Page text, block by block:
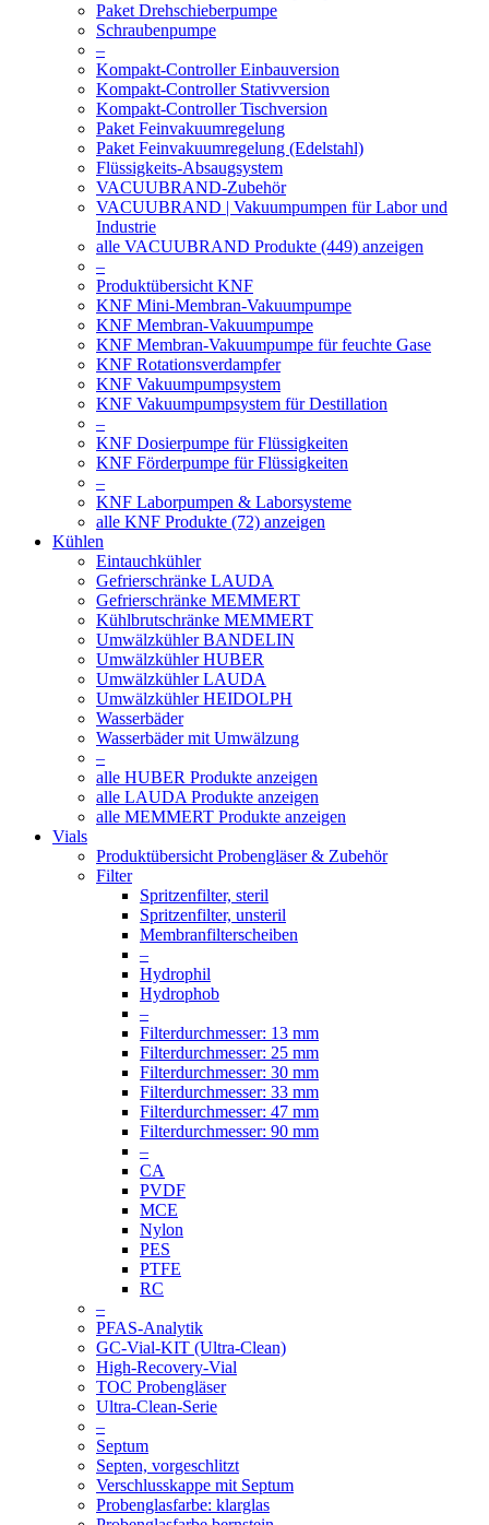
Paket Drehschieberpumpe
Schraubenpumpe
–
Kompakt-Controller Einbauversion
Kompakt-Controller Stativversion
Kompakt-Controller Tischversion
Paket Feinvakuumregelung
Paket Feinvakuumregelung (Edelstahl)
Flüssigkeits-Absaugsystem
VACUUBRAND-Zubehör
VACUUBRAND | Vakuumpumpen für Labor und
Industrie
alle VACUUBRAND Produkte (449) anzeigen
–
Produktübersicht KNF
KNF Mini-Membran-Vakuumpumpe
KNF Membran-Vakuumpumpe
KNF Membran-Vakuumpumpe für feuchte Gase
KNF Rotationsverdampfer
KNF Vakuumpumpsystem
KNF Vakuumpumpsystem für Destillation
–
KNF Dosierpumpe für Flüssigkeiten
KNF Förderpumpe für Flüssigkeiten
–
KNF Laborpumpen & Laborsysteme
alle KNF Produkte (72) anzeigen
Kühlen
Eintauchkühler
Gefrierschränke LAUDA
Gefrierschränke MEMMERT
Kühlbrutschränke MEMMERT
Umwälzkühler BANDELIN
Umwälzkühler HUBER
Umwälzkühler LAUDA
Umwälzkühler HEIDOLPH
Wasserbäder
Wasserbäder mit Umwälzung
–
alle HUBER Produkte anzeigen
alle LAUDA Produkte anzeigen
alle MEMMERT Produkte anzeigen
Vials
Produktübersicht Probengläser & Zubehör
Filter
Spritzenfilter, steril
Spritzenfilter, unsteril
Membranfilterscheiben
–
Hydrophil
Hydrophob
–
Filterdurchmesser: 13 mm
Filterdurchmesser: 25 mm
Filterdurchmesser: 30 mm
Filterdurchmesser: 33 mm
Filterdurchmesser: 47 mm
Filterdurchmesser: 90 mm
–
CA
PVDF
MCE
Nylon
PES
PTFE
RC
–
PFAS-Analytik
GC-Vial-KIT (Ultra-Clean)
High-Recovery-Vial
TOC Probengläser
Ultra-Clean-Serie
–
Septum
Septen, vorgeschlitzt
Verschlusskappe mit Septum
Probenglasfarbe: klarglas